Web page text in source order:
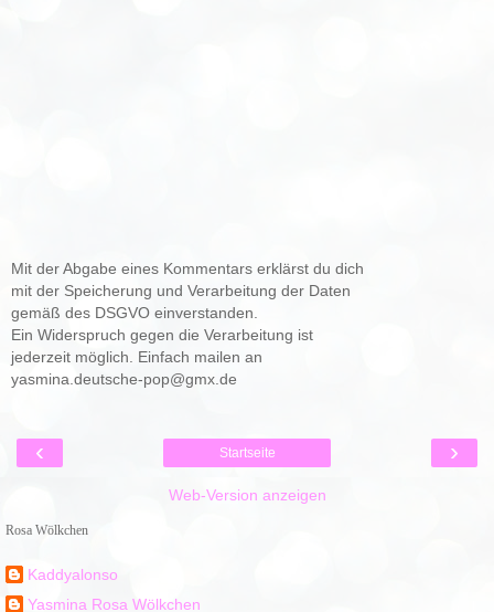
Mit der Abgabe eines Kommentars erklärst du dich
mit der Speicherung und Verarbeitung der Daten
gemäß des DSGVO einverstanden.
Ein Widerspruch gegen die Verarbeitung ist
jederzeit möglich. Einfach mailen an
yasmina.deutsche-pop@gmx.de
‹ ›
Startseite
Web-Version anzeigen
Rosa Wölkchen
Kaddyalonso
Yasmina Rosa Wölkchen